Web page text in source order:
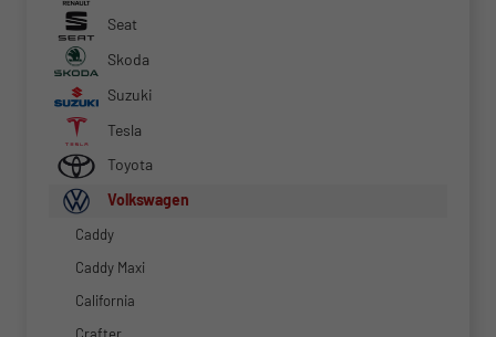
Seat
Skoda
Suzuki
Tesla
Toyota
Volkswagen
Caddy
Caddy Maxi
California